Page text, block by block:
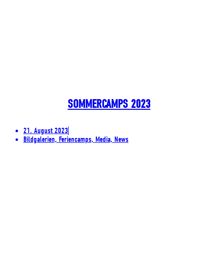
SOMMERCAMPS 2023
21. August 2023
Bildgalerien, Feriencamps, Media, News